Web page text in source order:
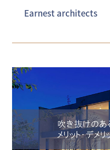
Earnest architects